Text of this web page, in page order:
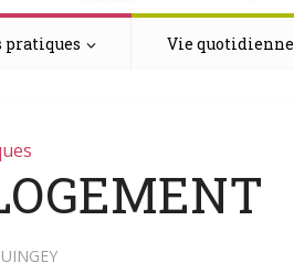
pratiques Vie quotidienne